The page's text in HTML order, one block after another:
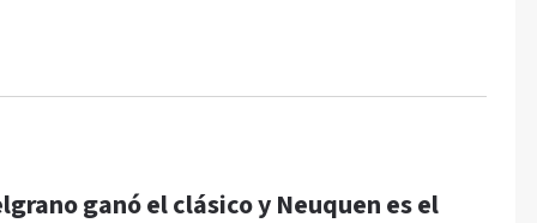
ganó el clásico y Neuquen es el